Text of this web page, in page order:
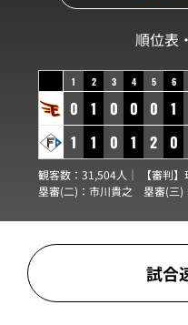
順位表
1 2 3 4 5 6
0 1 0 0 0 1
1
1 0 1 2 0
観客数：31,504人｜ 【審判】
塁審(二)： 市川貴之 塁審(三)
試合